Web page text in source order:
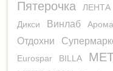
Пятерочка ЛЕНТА
Дикси Винлаб
Отдохни
Eurospar BILLA